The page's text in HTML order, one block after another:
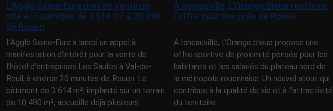
L’Agglo Seine-Eure met en vente un
site économique de 3 614 m² à 20 min
de Rouen
L’Agglo Seine-Eure a lancé un appel à
manifestation d’intérêt pour la vente de
l’hôtel d’entreprises Les Saules à Val-de-
Reuil, à environ 20 minutes de Rouen. Le
bâtiment de 3 614 m², implanté sur un terrain
de 10 490 m², accueille déjà plusieurs
À Isneauville, L’Orange Bleue renforce
l’offre sportive près de Rouen
À Isneauville, L’Orange bleue propose une
offre sportive de proximité pensée pour les
habitants et les salariés du plateau nord de
la métropole rouennaise. Un nouvel atout qui
contribue à la qualité de vie et à l’attractivité
du territoire.